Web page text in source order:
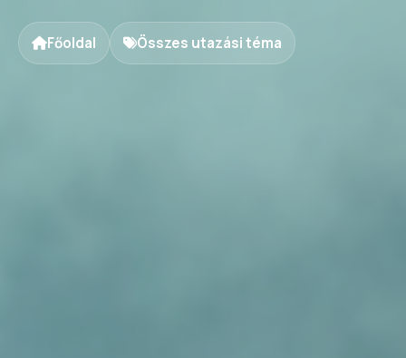
Főoldal Összes utazási téma